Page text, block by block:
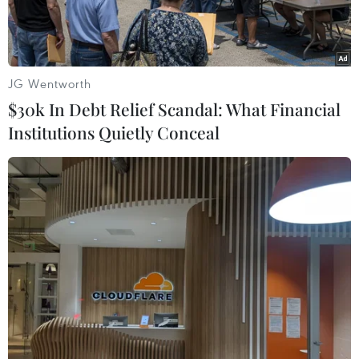
cáo Nguyễn Thanh Long xin giảm nhẹ hình phạt.
Lực lượng chức năng dẫn giải bị cáo Nguyễn Thanh Long (cựu
Bộ trưởng Bộ Y tế) đến phiên tòa. (Ảnh: Phạm Kiên/TTXVN)
Sáng 15/5, Tòa án Nhân dân cấp cao tại Hà Nội
JG Wentworth
$30k In Debt Relief Scandal: What Financial
Institutions Quietly Conceal